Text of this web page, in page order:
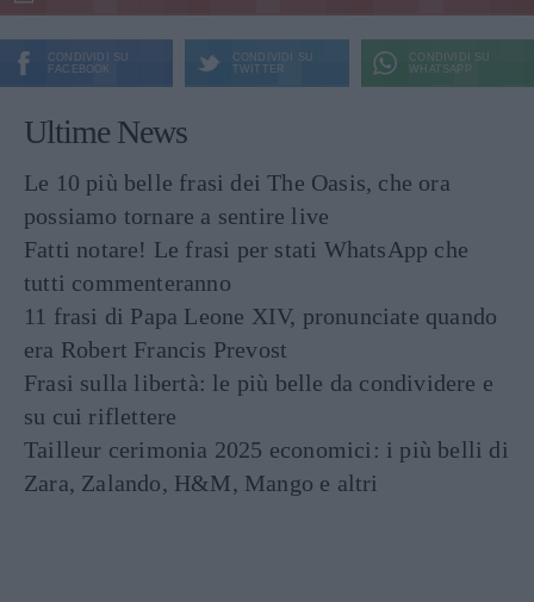
CONDIVIDI SU
FACEBOOK
CONDIVIDI SU
TWITTER
CONDIVIDI SU
WHATSAPP
Ultime News
Le 10 più belle frasi dei The Oasis, che ora
possiamo tornare a sentire live
Fatti notare! Le frasi per stati WhatsApp che
tutti commenteranno
11 frasi di Papa Leone XIV, pronunciate quando
era Robert Francis Prevost
Frasi sulla libertà: le più belle da condividere e
su cui riflettere
Tailleur cerimonia 2025 economici: i più belli di
Zara, Zalando, H&M, Mango e altri